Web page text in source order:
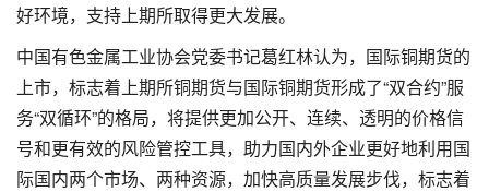
好环境，支持上期所取得更大发展。
中国有色金属工业协会党委书记葛红林认为，国际铜期货的
上市，标志着上期所铜期货与国际铜期货形成了“双合约”服
务“双循环”的格局，将提供更加公开、连续、透明的价格信
号和更有效的风险管控工具，助力国内外企业更好地利用国
际国内两个市场、两种资源，加快高质量发展步伐，标志着